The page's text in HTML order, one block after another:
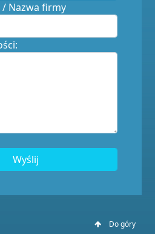
Nazwa firmy
Wyślij
Do góry